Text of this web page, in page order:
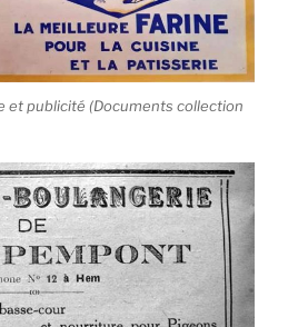
et publicité (Documents collection